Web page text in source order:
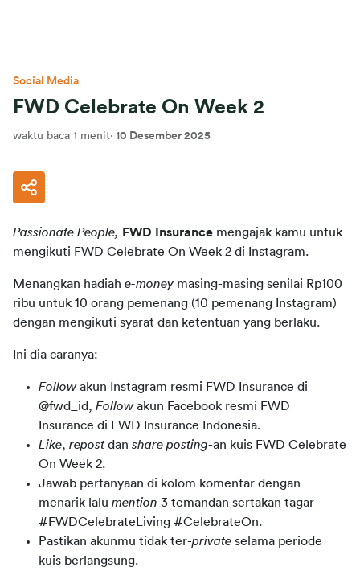
Social Media
FWD Celebrate On Week 2
waktu baca 1 menit· 10 Desember 2025
Passionate People, FWD Insurance mengajak kamu untuk
mengikuti FWD Celebrate On Week 2 di Instagram.
Menangkan hadiah e-money masing-masing senilai Rp100
ribu untuk 10 orang pemenang (10 pemenang Instagram)
dengan mengikuti syarat dan ketentuan yang berlaku.
Ini dia caranya:
Followakun Instagram resmi FWD Insurance di
@fwd_id, Followakun Facebook resmi FWD
Insurance di FWD Insurance Indonesia.
Like, repost dan share posting-an kuis FWD Celebrate
On Week 2.
Jawab pertanyaan di kolom komentar dengan
menarik lalu mention 3 temandan sertakan tagar
#FWDCelebrateLiving #CelebrateOn.
Pastikan akunmu tidak ter-private selama periode
kuis berlangsung.